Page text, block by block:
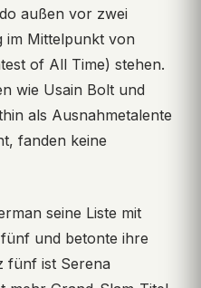
außen vor zwei
im Mittelpunkt von
of All Time) stehen.
wie Usain Bolt und
als Ausnahmetalente
fanden keine
seine Liste mit
und betonte ihre
fünf ist Serena